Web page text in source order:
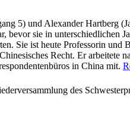
5) und Alexander Hartberg
bevor sie in unterschiedlichen
Sie ist heute Professorin und
Recht. Er arbeitete
in China mit.